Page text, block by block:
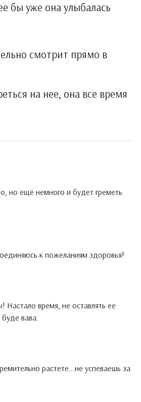
бы уже она улыбалась
смотрит прямо в
на нее, она все время
но ещё немного и будет греметь
к пожеланиям здоровья!
время, не оставлять ее
вава.
растете...не успеваешь за